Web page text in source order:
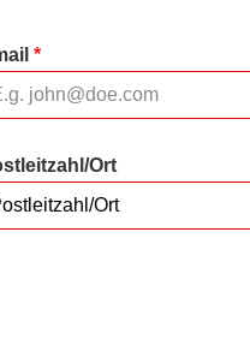
*
Ort
Ort